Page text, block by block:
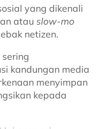
yang dikenali
atau slow-mo
netizen.
kandungan media
menyimpan
kepada